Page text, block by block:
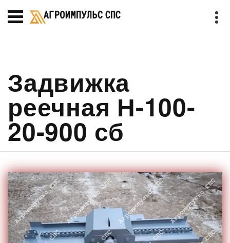
Задвижка
реечная Н-100-
20-900 сб